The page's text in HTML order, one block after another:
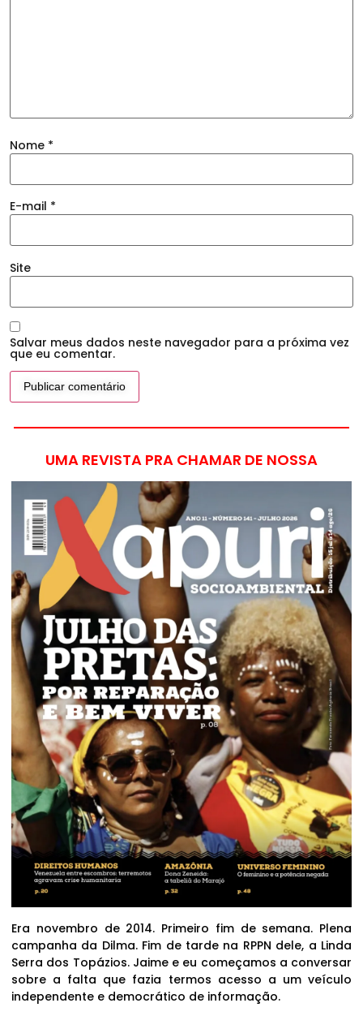
Nome *
E-mail *
Site
Salvar meus dados neste navegador para a próxima vez
que eu comentar.
UMA REVISTA PRA CHAMAR DE NOSSA
Era novembro de 2014. Primeiro fim de semana. Plena
campanha da Dilma. Fim de tarde na RPPN dele, a Linda
Serra dos Topázios. Jaime e eu começamos a conversar
sobre a falta que fazia termos acesso a um veículo
independente e democrático de informação.